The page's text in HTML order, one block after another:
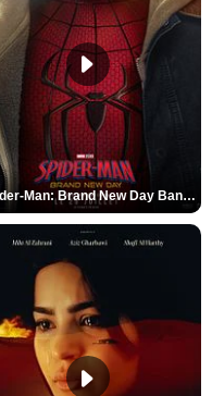
Spider-Man: Brand New Day Bande-annonce VO STFR